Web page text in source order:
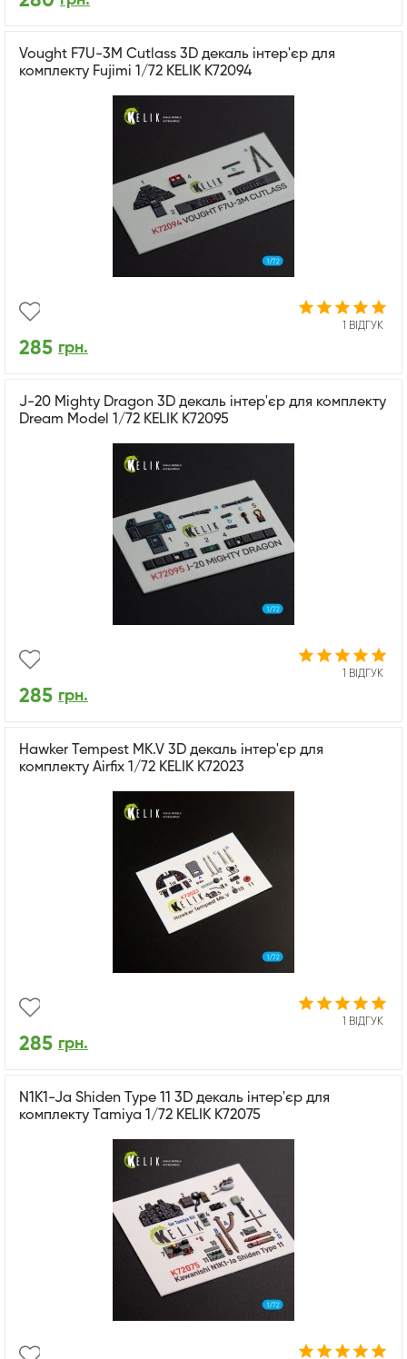
Vought F7U-3M Cutlass 3D декаль інтер'єр для
комплекту Fujimi 1/72 KELIK K72094
1 ВІДГУК
285 грн.
J-20 Mighty Dragon 3D декаль інтер'єр для комплекту
Dream Model 1/72 KELIK K72095
1 ВІДГУК
285 грн.
Hawker Tempest MK.V 3D декаль інтер'єр для
комплекту Airfix 1/72 KELIK K72023
1 ВІДГУК
285 грн.
N1K1-Ja Shiden Type 11 3D декаль інтер'єр для
комплекту Tamiya 1/72 KELIK K72075